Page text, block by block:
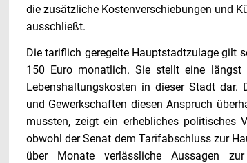
die zusätzliche Kostenverschiebungen und
ausschließt.
Die tariflich geregelte Hauptstadtzulage gilt
150 Euro monatlich. Sie stellt eine längst
Lebenshaltungskosten in dieser Stadt dar.
und Gewerkschaften diesen Anspruch
mussten, zeigt ein erhebliches politisches
obwohl der Senat dem Tarifabschluss zur
über Monate verlässliche Aussagen